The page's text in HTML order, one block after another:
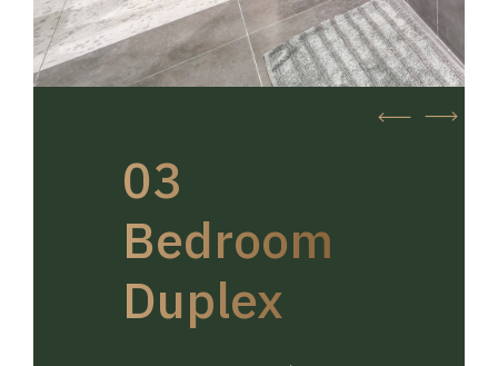
03
Bedroom
Duplex